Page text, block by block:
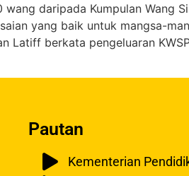
wang daripada Kumpulan
yang baik untuk mangsa-
Latiff berkata pengeluaran
Pautan
Kementerian